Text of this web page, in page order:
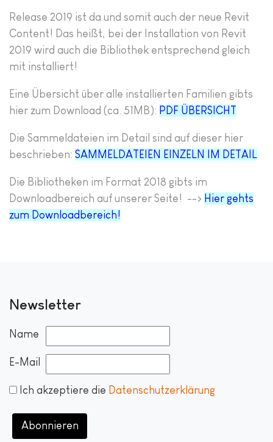
Release 2019 ist da und somit auch der neue Revit
Content! Das heißt, bei der Installation von Revit
2019 wird auch die Bibliothek entsprechend gleich
mit installiert!
Eine Übersicht über alle installierten Familien gibts
hier zum Download (ca. 51MB): PDF ÜBERSICHT
Die Sammeldateien im Detail sind auf dieser hier
beschrieben: SAMMELDATEIEN EINZELN IM DETAIL
Die Bibliotheken im Format 2018 gibts im
Downloadbereich auf unserer Seite! --> Hier gehts
zum Downloadbereich!
Newsletter
Name
E-Mail
Ich akzeptiere die Datenschutzerklärung
Abonnieren